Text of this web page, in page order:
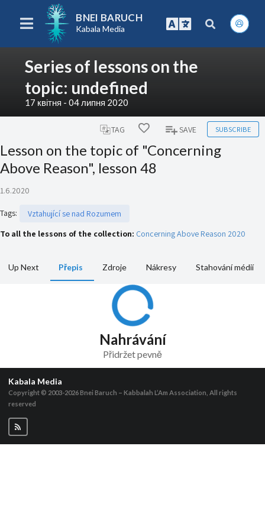
BNEI BARUCH
Kabala Media
Series of lessons on the
topic: undefined
17 квітня - 04 липня 2020
TAG SAVE SUBSCRIBE
Lesson on the topic of "Concerning
Above Reason", lesson 48
1.6.2020
Tags:
Vztahující se nad Rozumem
To all the lessons of the collection: Concerning Above Reason 2020
Up Next Přepis Zdroje Nákresy Stahování médií
Nahrávání
Přidržet pevně
Kabala Media
Copyright © 2003-2026Bnei Baruch – Kabbalah L’Am Association, All rights
reserved